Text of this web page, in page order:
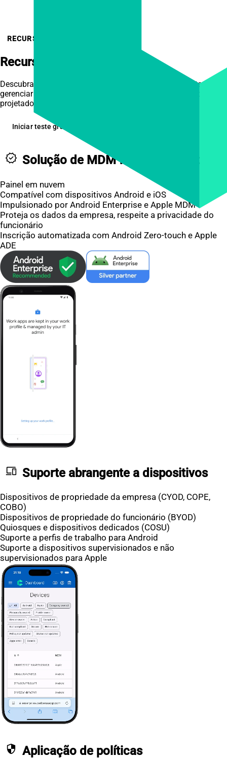
RECURSOS
Recursos de MDM de Nível Empresarial
Descubra como o Cerberus Enterprise ajuda você a proteger e
gerenciar seus dispositivos móveis com recursos poderosos
projetados para empresas de todos os tamanhos.
Iniciar teste gratuito
verified Solução de MDM fácil e completa
Painel em nuvem
Compatível com dispositivos Android e iOS
Impulsionado por Android Enterprise e Apple MDM
Proteja os dados da empresa, respeite a privacidade do
funcionário
Inscrição automatizada com Android Zero-touch e Apple
ADE
devices Suporte abrangente a dispositivos
Dispositivos de propriedade da empresa (CYOD, COPE,
COBO)
Dispositivos de propriedade do funcionário (BYOD)
Quiosques e dispositivos dedicados (COSU)
Suporte a perfis de trabalho para Android
Suporte a dispositivos supervisionados e não
supervisionados para Apple
security Aplicação de políticas